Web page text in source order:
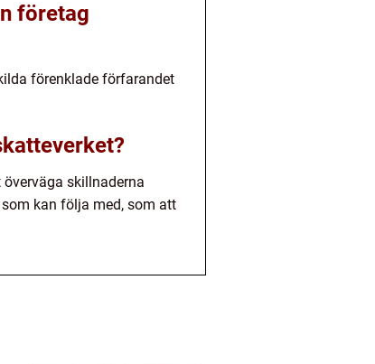
företag
förenklade förfarandet
skillnaderna
kan följa med, som att